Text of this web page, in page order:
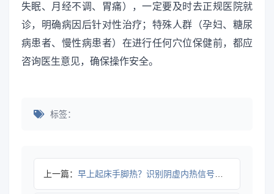
失眠、月经不调、胃痛），一定要及时去正规医院就
诊，明确病因后针对性治疗；特殊人群（孕妇、糖尿
病患者、慢性病患者）在进行任何穴位保健前，都应
咨询医生意见，确保操作安全。
标签：
上一篇： 早上起床手脚热？识别阴虚内热信号全攻略